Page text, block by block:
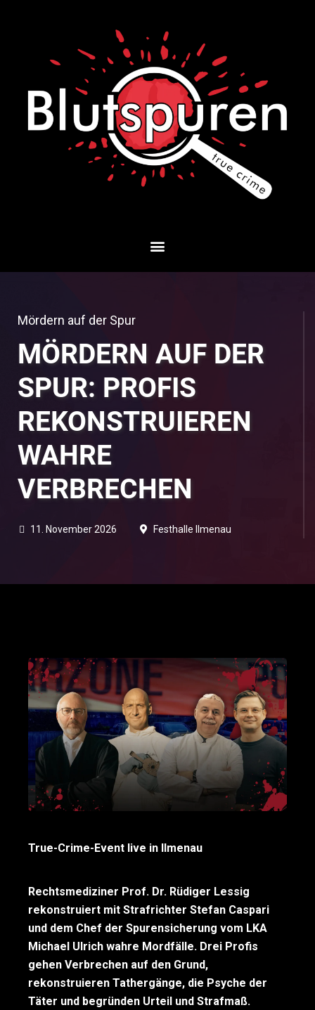
Mördern auf der Spur
MÖRDERN AUF DER
SPUR: PROFIS
REKONSTRUIEREN
WAHRE
VERBRECHEN
11. November 2026 Festhalle Ilmenau
True-Crime-Event live in Ilmenau
Rechtsmediziner Prof. Dr. Rüdiger Lessig
rekonstruiert mit Strafrichter Stefan Caspari
und dem Chef der Spurensicherung vom LKA
Michael Ulrich wahre Mordfälle. Drei Profis
gehen Verbrechen auf den Grund,
rekonstruieren Tathergänge, die Psyche der
Täter und begründen Urteil und Strafmaß.